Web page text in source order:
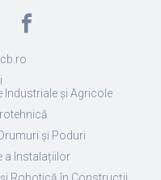
Industriale și Agricole
și Poduri
a Instalațiilor